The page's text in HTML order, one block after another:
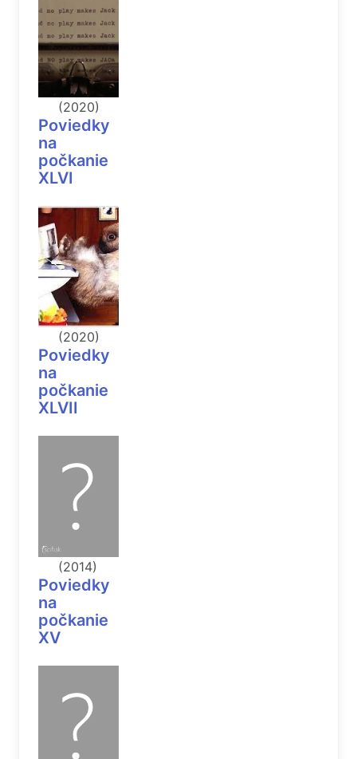
(2020)
Poviedky
na
počkanie
XLVI
(2020)
Poviedky
na
počkanie
XLVII
(2014)
Poviedky
na
počkanie
XV